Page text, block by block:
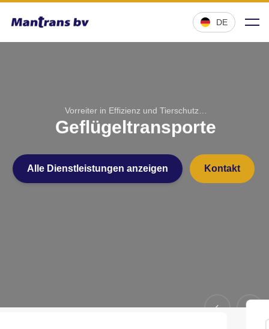
DE
Vorreiter in Effizienz und Tierschutz…
Chartertransporte
Alle Dienstleistungen anzeigen Kontakt